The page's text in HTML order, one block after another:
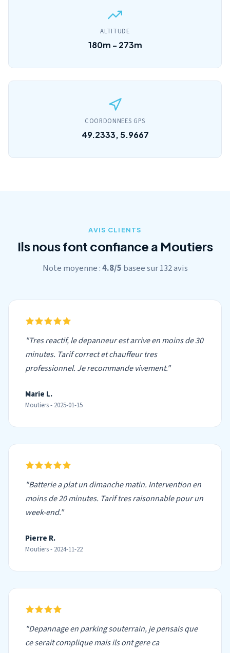
ALTITUDE
180m - 273m
COORDONNEES GPS
49.2333, 5.9667
AVIS CLIENTS
Ils nous font confiance a Moutiers
Note moyenne :4.8/5 basee sur 132 avis
"Tres reactif, le depanneur est arrive en moins de 30
minutes. Tarif correct et chauffeur tres
professionnel. Je recommande vivement."
Marie L.
Moutiers - 2025-01-15
"Batterie a plat un dimanche matin. Intervention en
moins de 20 minutes. Tarif tres raisonnable pour un
week-end."
Pierre R.
Moutiers - 2024-11-22
"Depannage en parking souterrain, je pensais que
ce serait complique mais ils ont gere ca